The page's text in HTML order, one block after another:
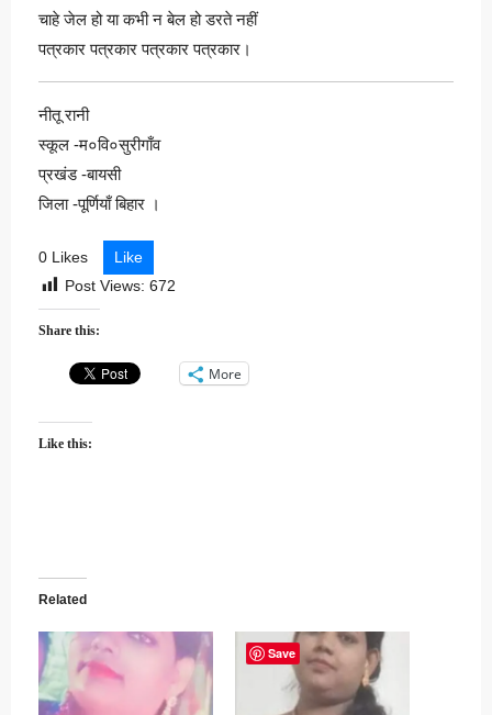
चाहे जेल हो या कभी न बेल हो डरते नहीं
पत्रकार पत्रकार पत्रकार पत्रकार।
नीतू रानी
स्कूल -म०वि०सुरीगाँव
प्रखंड -बायसी
जिला -पूर्णियाँ बिहार ।
0 Likes
Like
Post Views: 672
Share this:
More
Like this:
Related
Save